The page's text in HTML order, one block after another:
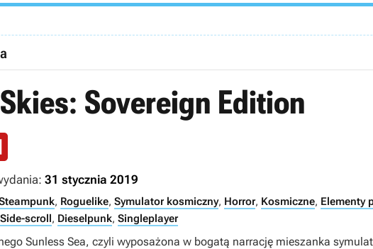
Sovereign Edition
31 stycznia 2019
, Roguelike, Symulator kosmiczny, Horror, Kosmiczne, Elementy
Side-scroll, Dieselpunk, Singleplayer
Sunless Sea, czyli wyposażona w bogatą narrację mieszanka